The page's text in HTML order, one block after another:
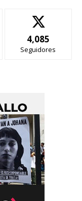
4,085
Seguidores